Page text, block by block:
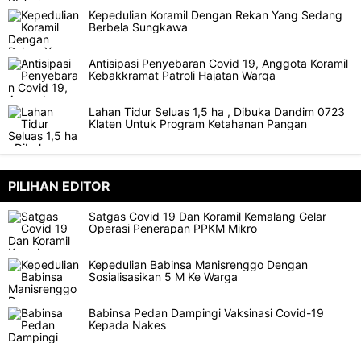
Kepedulian Koramil Dengan Rekan Yang Sedang
Berbela Sungkawa
Antisipasi Penyebaran Covid 19, Anggota Koramil
Kebakkramat Patroli Hajatan Warga
Lahan Tidur Seluas 1,5 ha , Dibuka Dandim 0723
Klaten Untuk Program Ketahanan Pangan
PILIHAN EDITOR
Satgas Covid 19 Dan Koramil Kemalang Gelar
Operasi Penerapan PPKM Mikro
Kepedulian Babinsa Manisrenggo Dengan
Sosialisasikan 5 M Ke Warga
Babinsa Pedan Dampingi Vaksinasi Covid-19
Kepada Nakes